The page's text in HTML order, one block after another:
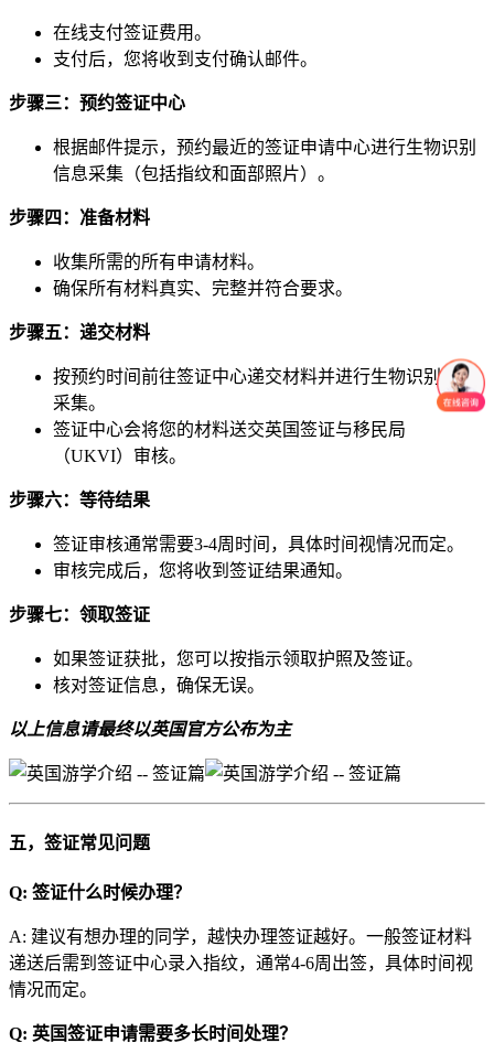
在线支付签证费用。
支付后，您将收到支付确认邮件。
步骤三：预约签证中心
根据邮件提示，预约最近的签证申请中心进行生物识别
信息采集（包括指纹和面部照片）。
步骤四：准备材料
收集所需的所有申请材料。
确保所有材料真实、完整并符合要求。
步骤五：递交材料
按预约时间前往签证中心递交材料并进行生物识别信息
采集。
签证中心会将您的材料送交英国签证与移民局
（UKVI）审核。
步骤六：等待结果
签证审核通常需要3-4周时间，具体时间视情况而定。
审核完成后，您将收到签证结果通知。
步骤七：领取签证
如果签证获批，您可以按指示领取护照及签证。
核对签证信息，确保无误。
以上信息请最终以英国官方公布为主
五，签证常见问题
Q: 签证什么时候办理？
A: 建议有想办理的同学，越快办理签证越好。一般签证材料
递送后需到签证中心录入指纹，通常4-6周出签，具体时间视
情况而定。
Q: 英国签证申请需要多长时间处理？